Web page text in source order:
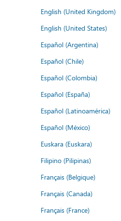
English (United Kingdom)
English (United States)
Español (Argentina)
Español (Chile)
Español (Colombia)
Español (España)
Español (Latinoamérica)
Español (México)
Euskara (Euskara)
Filipino (Pilipinas)
Français (Belgique)
Français (Canada)
Français (France)